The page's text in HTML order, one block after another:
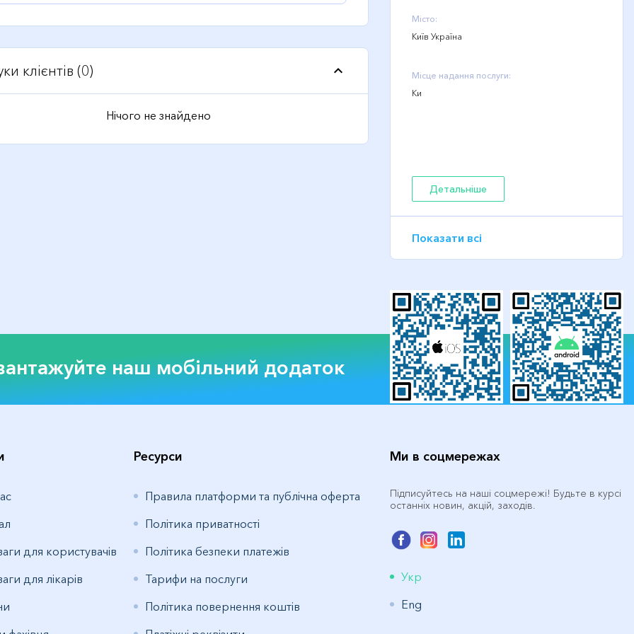
клієнтів (0)
Нічого не знайдено
Місто:
Київ Україна
Місце надання послуги:
Ки
Детальніше
Показати всі
наш мобільний додаток
для користувачів
для лікарів
Ресурси
Правила платформи та публічна оферта
Політика приватності
Політика безпеки платежів
Тарифи на послуги
Політика повернення коштів
Ми в соцмережах
Підписуйтесь на наші соцмережі! Будьте в курсі
останніх новин, акцій, заходів.
Укр
Eng